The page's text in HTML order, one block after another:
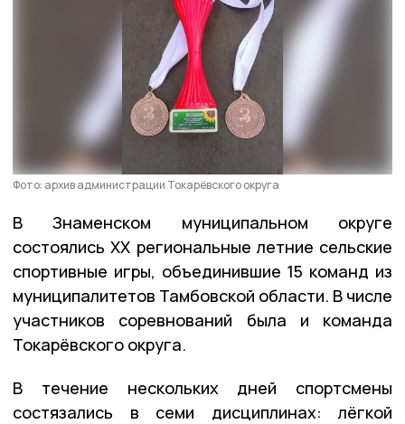
Фото: архив администрации Токарёвского округа
В Знаменском муниципальном округе
состоялись XX региональные летние сельские
спортивные игры, объединившие 15 команд из
муниципалитетов Тамбовской области. В числе
участников соревнований была и команда
Токарёвского округа.
В течение нескольких дней спортсмены
состязались в семи дисциплинах: лёгкой